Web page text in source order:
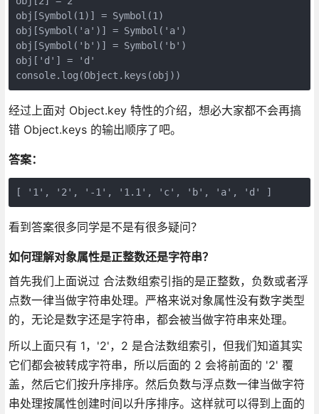
obj[Symbol(1)] = Symbol(1)
obj[Symbol('a')] = Symbol('a')
obj[Symbol('b')] = Symbol('b')
obj['d'] = 'd'
console.log(Object.keys(obj))
经过上面对 Object.key 特性的介绍，想必大家都不会再搞
错 Object.keys 的输出顺序了吧。
答案：
看到答案很多同学是不是有很多疑问？
如何理解对象属性是正整数还是字符串？
首先我们上面说过 合法数组索引指的是正整数，负数或者浮
点数一律当做字符串处理。严格来说对象属性没有数字类型
的，无论是数字还是字符串，都会被当做字符串来处理。
所以上面只有 1，'2'，2 是合法数组索引，但我们知道其实
它们都会被转成字符串，所以后面的 2 会将前面的 '2' 覆
盖，然后它们按升序排序。然后负数与浮点数一律当做字符
串处理按属性创建时间以升序排序。这样就可以得到上面的